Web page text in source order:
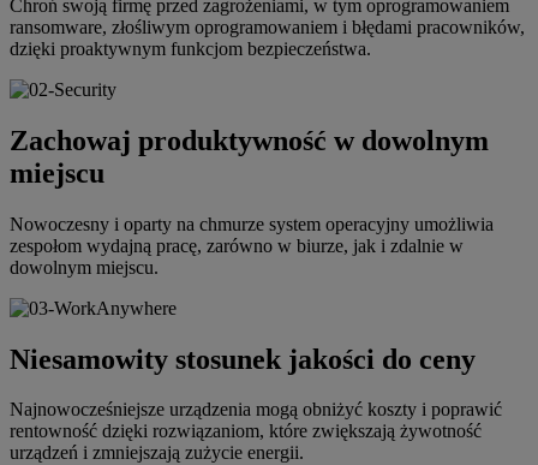
Chroń swoją firmę przed zagrożeniami, w tym oprogramowaniem
ransomware, złośliwym oprogramowaniem i błędami pracowników,
dzięki proaktywnym funkcjom bezpieczeństwa.
Zachowaj produktywność w dowolnym
miejscu
Nowoczesny i oparty na chmurze system operacyjny umożliwia
zespołom wydajną pracę, zarówno w biurze, jak i zdalnie w
dowolnym miejscu.
Niesamowity stosunek jakości do ceny
Najnowocześniejsze urządzenia mogą obniżyć koszty i poprawić
rentowność dzięki rozwiązaniom, które zwiększają żywotność
urządzeń i zmniejszają zużycie energii.